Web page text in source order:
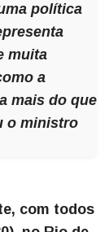
política
muita
a
mais do que
o ministro
com todos